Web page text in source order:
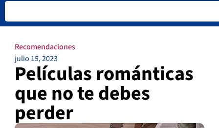
Recomendaciones
julio 15, 2023
Películas románticas
que no te debes
perder